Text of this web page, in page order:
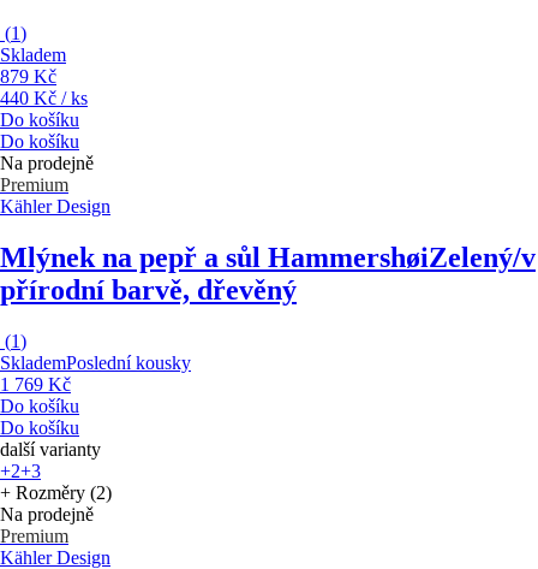
(1)
Skladem
879 Kč
440 Kč / ks
Do košíku
Do košíku
Na prodejně
Premium
Kähler Design
Mlýnek na pepř a sůl HammershøiZelený/v
přírodní barvě, dřevěný
(1)
SklademPoslední kousky
1 769 Kč
Do košíku
Do košíku
další varianty
+2+3
+ Rozměry (2)
Na prodejně
Premium
Kähler Design